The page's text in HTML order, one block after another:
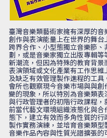
臺灣音樂類藝術家擁有深厚的音
創作與表演能量上在世界的舞台
跨界合作、小型態獨立音樂節、
劃，或是音樂家獨立出版專輯等
新潮流，但因為特殊的教育背景
表演領域或文化產業有工作思維
及缺乏有效管理製作進程的工具
會所也觀察現今音樂市場與與創
變的現象，所以特別為音樂類表
與行政管理者的初階行政課程，
前當代藝文環境組織液態化與合
態下，建立有效而多角性質的行
製作實務演練，並培育音樂類型
音樂作品內容與性質光譜擴張的